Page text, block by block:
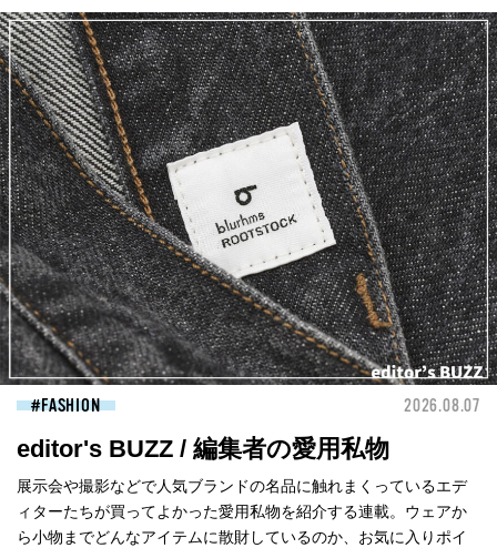
FASHION 2026.08.07
editor's BUZZ / 編集者の愛用私物
展示会や撮影などで人気ブランドの名品に触れまくっているエデ
ィターたちが買ってよかった愛用私物を紹介する連載。ウェアか
ら小物までどんなアイテムに散財しているのか、お気に入りポイ